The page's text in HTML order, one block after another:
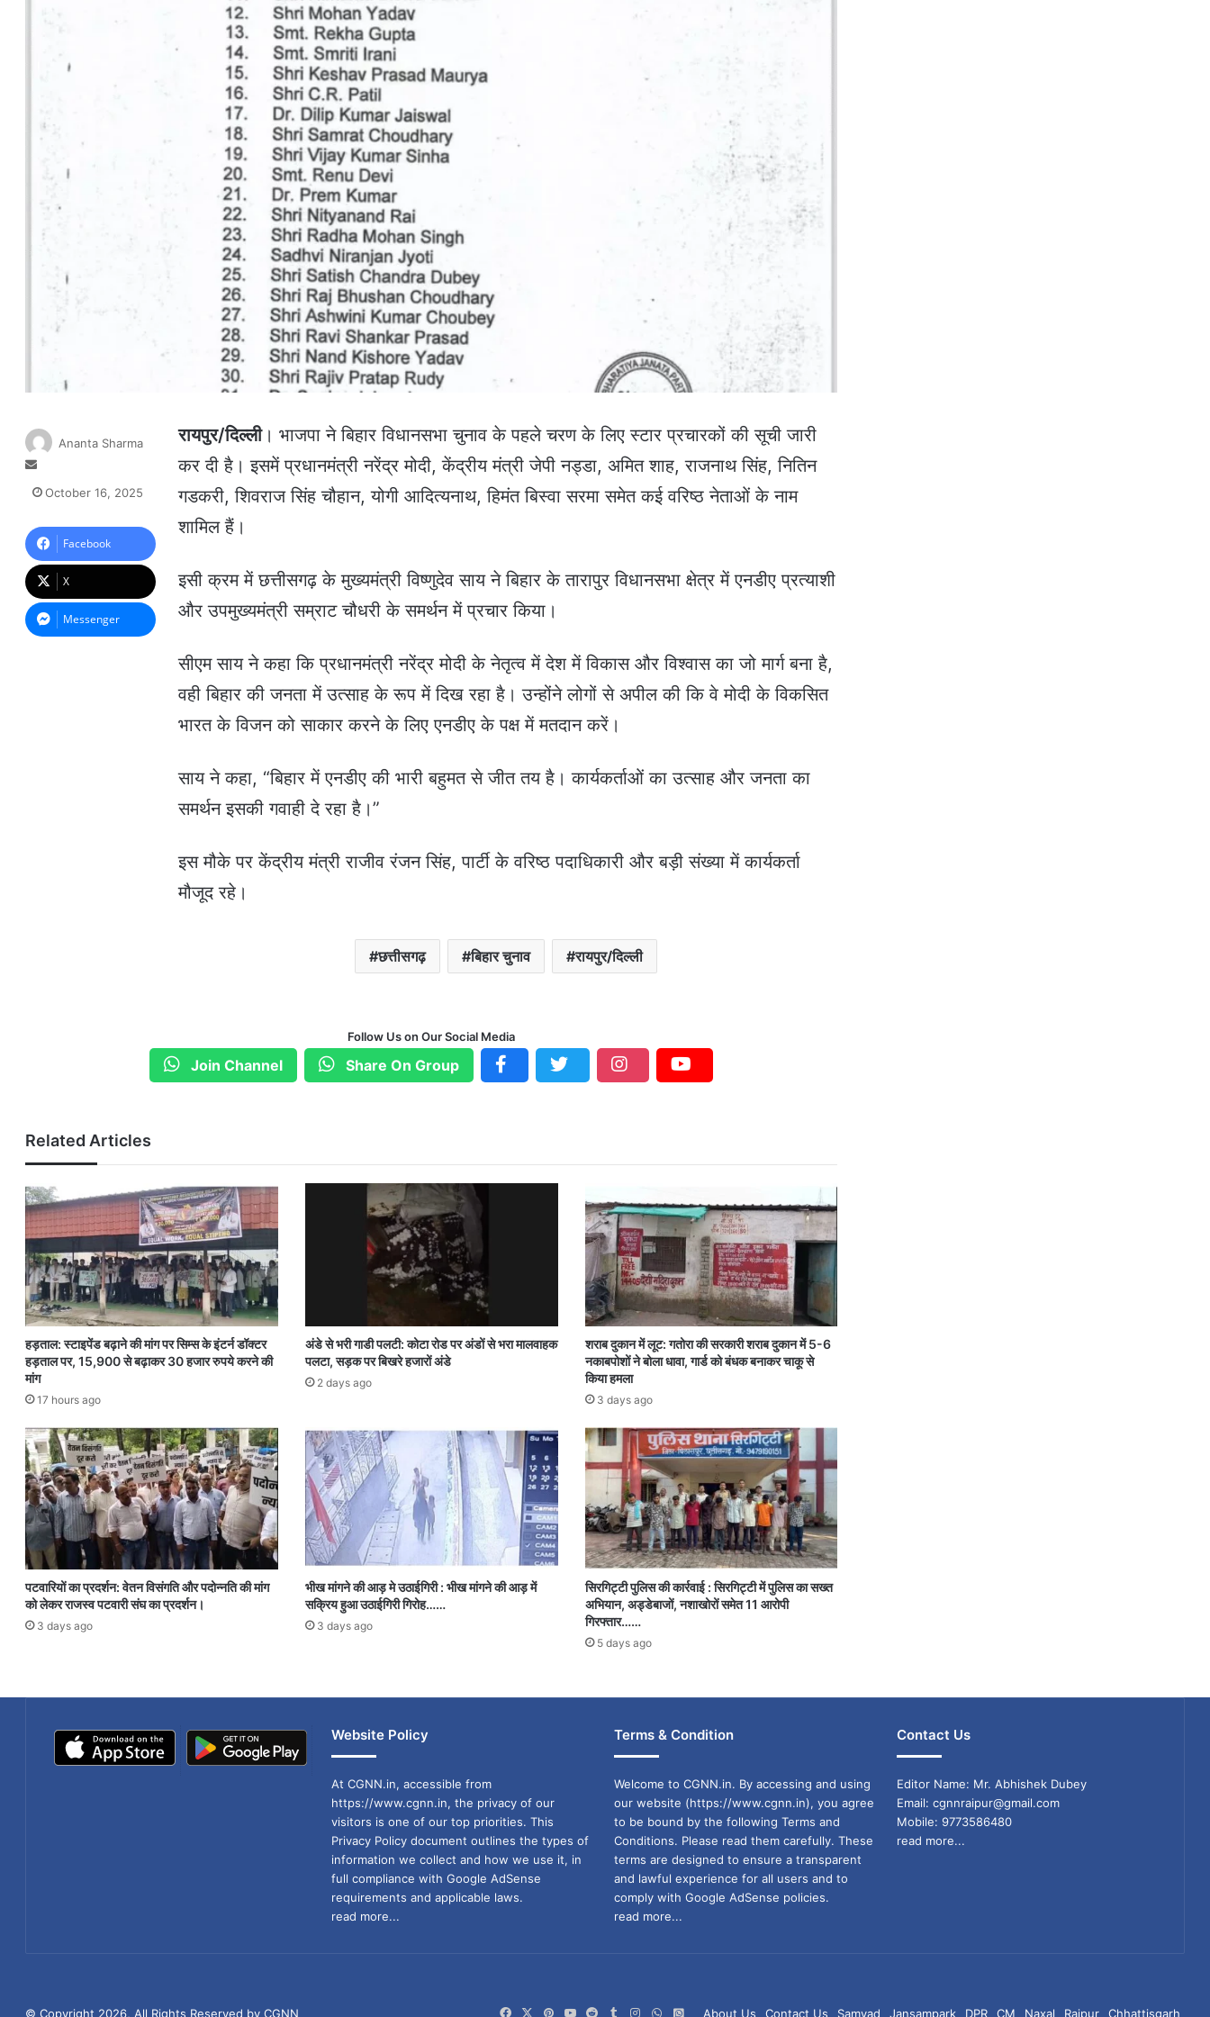
रायपुर/दिल्ली। भाजपा ने बिहार विधानसभा चुनाव के पहले चरण के लिए स्टार प्रचारकों की सूची जारी
कर दी है। इसमें प्रधानमंत्री नरेंद्र मोदी, केंद्रीय मंत्री जेपी नड्डा, अमित शाह, राजनाथ सिंह, नितिन
गडकरी, शिवराज सिंह चौहान, योगी आदित्यनाथ, हिमंत बिस्वा सरमा समेत कई वरिष्ठ नेताओं के नाम
शामिल हैं।
इसी क्रम में छत्तीसगढ़ के मुख्यमंत्री विष्णुदेव साय ने बिहार के तारापुर विधानसभा क्षेत्र में एनडीए प्रत्याशी
और उपमुख्यमंत्री सम्राट चौधरी के समर्थन में प्रचार किया।
सीएम साय ने कहा कि प्रधानमंत्री नरेंद्र मोदी के नेतृत्व में देश में विकास और विश्वास का जो मार्ग बना है,
वही बिहार की जनता में उत्साह के रूप में दिख रहा है। उन्होंने लोगों से अपील की कि वे मोदी के विकसित
भारत के विजन को साकार करने के लिए एनडीए के पक्ष में मतदान करें।
साय ने कहा, “बिहार में एनडीए की भारी बहुमत से जीत तय है। कार्यकर्ताओं का उत्साह और जनता का
समर्थन इसकी गवाही दे रहा है।”
इस मौके पर केंद्रीय मंत्री राजीव रंजन सिंह, पार्टी के वरिष्ठ पदाधिकारी और बड़ी संख्या में कार्यकर्ता
मौजूद रहे।
छत्तीसगढ़ बिहार चुनाव रायपुर/दिल्ली
Ananta Sharma
e
a
n
e
m
a
i
October 16, 2025
Facebook
X
Messenger
Follow Us on Our Social Media
Join Channel Share On Group
Related Articles
हड़ताल: स्टाइपेंड बढ़ाने की मांग पर सिम्स के इंटर्न डॉक्टर
हड़ताल पर, 15,900 से बढ़ाकर 30 हजार रुपये करने की
मांग
17 hours ago
अंडे से भरी गाडी पलटी: कोटा रोड पर अंडों से भरा मालवाहक
पलटा, सड़क पर बिखरे हजारों अंडे
2 days ago
शराब दुकान में लूट: गतोरा की सरकारी शराब दुकान में 5-6
नकाबपोशों ने बोला धावा, गार्ड को बंधक बनाकर चाकू से
किया हमला
3 days ago
पटवारियों का प्रदर्शन: वेतन विसंगति और पदोन्नति की मांग
को लेकर राजस्व पटवारी संघ का प्रदर्शन।
3 days ago
भीख मांगने की आड़ मे उठाईगिरी : भीख मांगने की आड़ में
सक्रिय हुआ उठाईगिरी गिरोह……
3 days ago
सिरगिट्टी पुलिस की कार्रवाई : सिरगिट्टी में पुलिस का सख्त
अभियान, अड्डेबाजों, नशाखोरों समेत 11 आरोपी
गिरफ्तार……
5 days ago
Website Policy
At CGNN.in, accessible from
https://www.cgnn.in, the privacy of our
visitors is one of our top priorities. This
Privacy Policy document outlines the types of
information we collect and how we use it, in
full compliance with Google AdSense
requirements and applicable laws.
read more...
Terms & Condition
Welcome to CGNN.in. By accessing and using
our website (https://www.cgnn.in), you agree
to be bound by the following Terms and
Conditions. Please read them carefully. These
terms are designed to ensure a transparent
and lawful experience for all users and to
comply with Google AdSense policies.
read more...
Contact Us
Editor Name: Mr. Abhishek Dubey
Email: cgnnraipur@gmail.com
Mobile: 9773586480
read more...
© Copyright 2026, All Rights Reserved by CGNN About Us Contact Us Samvad Jansampark DPR CM Naxal Raipur Chhattisgarh
FacebookPinterestYouTubeRedditTumblrInstagramWhatsApp
WhatsApp